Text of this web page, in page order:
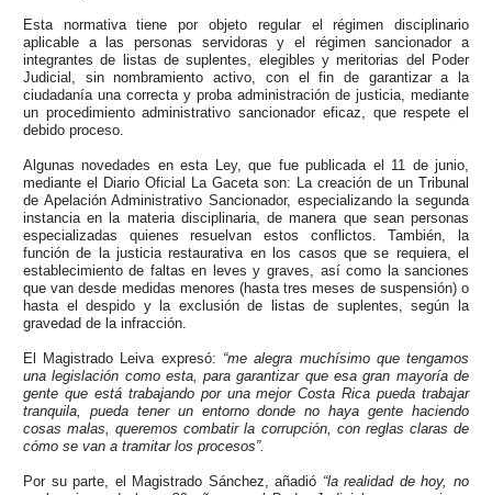
Esta normativa tiene por objeto regular el régimen disciplinario
aplicable a las personas servidoras y el régimen sancionador a
integrantes de listas de suplentes, elegibles y meritorias del Poder
Judicial, sin nombramiento activo, con el fin de garantizar a la
ciudadanía una correcta y proba administración de justicia, mediante
un procedimiento administrativo sancionador eficaz, que respete el
debido proceso.
Algunas novedades en esta Ley, que fue publicada el 11 de junio,
mediante el Diario Oficial La Gaceta son: La creación de un Tribunal
de Apelación Administrativo Sancionador, especializando la segunda
instancia en la materia disciplinaria, de manera que sean personas
especializadas quienes resuelvan estos conflictos. También, la
función de la justicia restaurativa en los casos que se requiera, el
establecimiento de faltas en leves y graves, así como la sanciones
que van desde medidas menores (hasta tres meses de suspensión) o
hasta el despido y la exclusión de listas de suplentes, según la
gravedad de la infracción.
El Magistrado Leiva expresó: “me alegra muchísimo que tengamos
una legislación como esta, para garantizar que esa gran mayoría de
gente que está trabajando por una mejor Costa Rica pueda trabajar
tranquila, pueda tener un entorno donde no haya gente haciendo
cosas malas, queremos combatir la corrupción, con reglas claras de
cómo se van a tramitar los procesos”.
Por su parte, el Magistrado Sánchez, añadió “la realidad de hoy, no